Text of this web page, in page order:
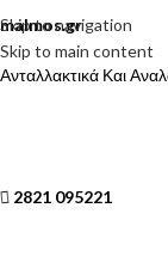
Skip to navigation
Skip to main content
malmos.gr
Ανταλλακτικά Και
2821 095221